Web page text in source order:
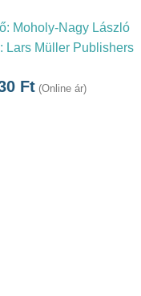
Moholy-Nagy László
Lars Müller Publishers
Ft (Online ár)